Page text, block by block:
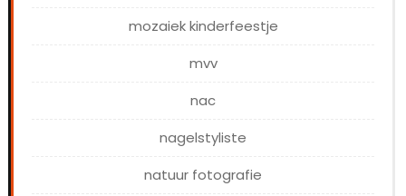
mozaiek kinderfeestje
mvv
nac
nagelstyliste
natuur fotografie